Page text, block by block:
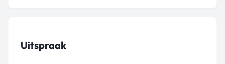
Uitspraak